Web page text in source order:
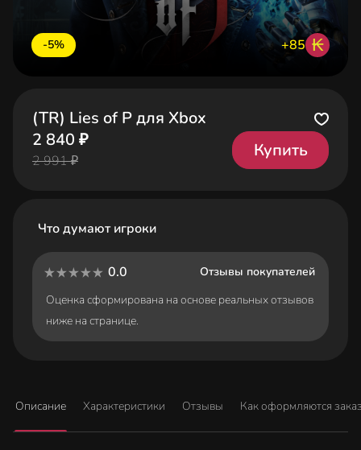
-5% +85 ₭
(TR) Lies of P для Xbox
2 840 ₽
2 991 ₽
Купить
Что думают игроки
0.0
Отзывы покупателей
Оценка сформирована на основе реальных отзывов
ниже на странице.
Описание Характеристики Отзывы Как оформляются